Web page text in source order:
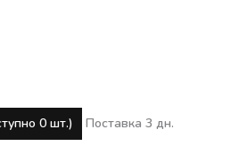
0 шт.) Поставка 3 дн.